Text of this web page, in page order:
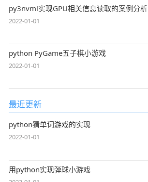
py3nvml实现GPU相关信息读取的案例分析
2022-01-01
python PyGame五子棋小游戏
2022-01-01
最近更新
python猜单词游戏的实现
2022-01-01
用python实现弹球小游戏